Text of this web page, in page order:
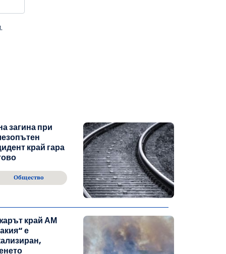
загина при
край гара
Общество
край АМ
е